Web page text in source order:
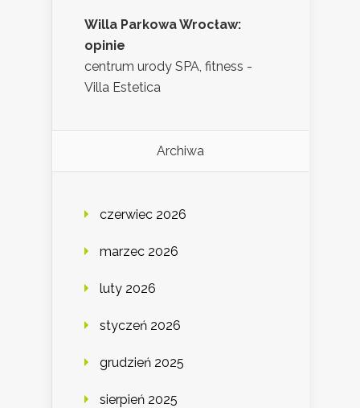
Willa Parkowa Wrocław:
opinie
centrum urody SPA, fitness -
Villa Estetica
Archiwa
czerwiec 2026
marzec 2026
luty 2026
styczeń 2026
grudzień 2025
sierpień 2025